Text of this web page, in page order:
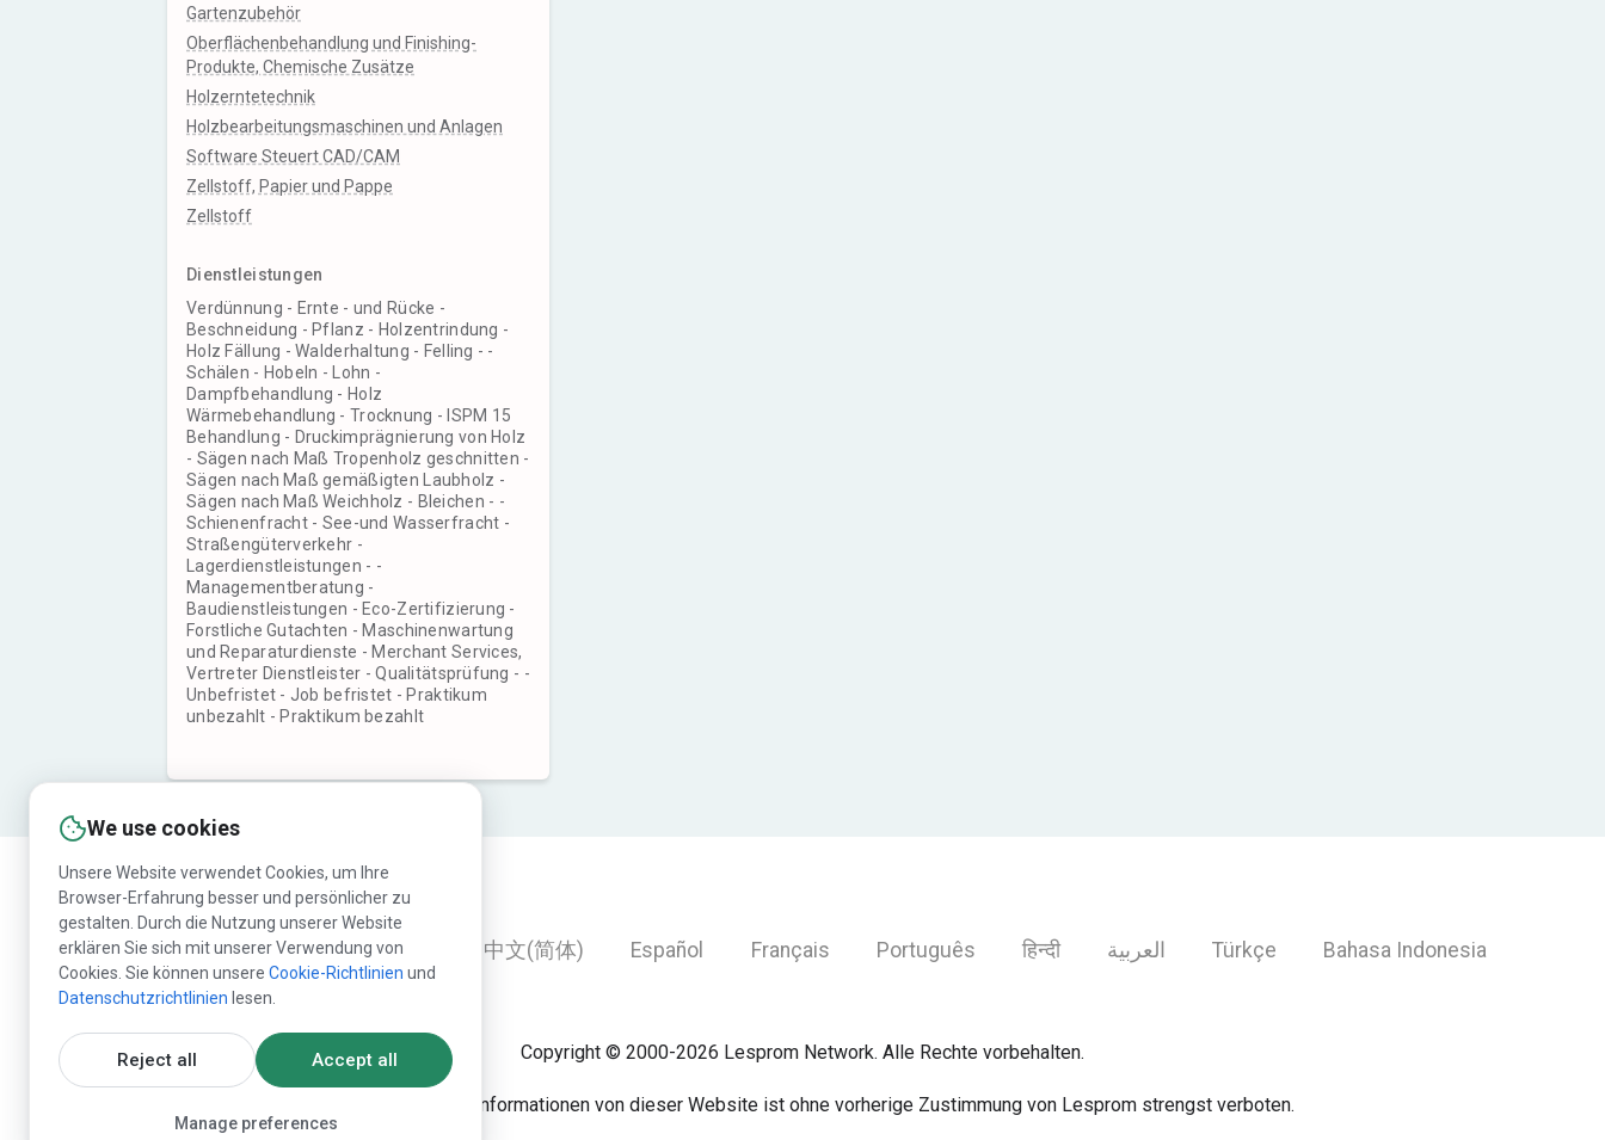
Gartenzubehör
Oberflächenbehandlung und Finishing-
Produkte, Chemische Zusätze
Holzerntetechnik
Holzbearbeitungsmaschinen und Anlagen
Software Steuert CAD/CAM
Zellstoff, Papier und Pappe
Zellstoff
Dienstleistungen
Verdünnung - Ernte - und Rücke -
Beschneidung - Pflanz - Holzentrindung -
Holz Fällung - Walderhaltung - Felling - -
Schälen - Hobeln - Lohn -
Dampfbehandlung - Holz
Wärmebehandlung - Trocknung - ISPM 15
Behandlung - Druckimprägnierung von Holz
- Sägen nach Maß Tropenholz geschnitten -
Sägen nach Maß gemäßigten Laubholz -
Sägen nach Maß Weichholz - Bleichen - -
Schienenfracht - See-und Wasserfracht -
Straßengüterverkehr -
Lagerdienstleistungen - -
Managementberatung -
Baudienstleistungen - Eco-Zertifizierung -
Forstliche Gutachten - Maschinenwartung
und Reparaturdienste - Merchant Services,
Vertreter Dienstleister - Qualitätsprüfung - -
Unbefristet - Job befristet - Praktikum
unbezahlt - Praktikum bezahlt
We use cookies
Unsere Website verwendet Cookies, um Ihre
Browser-Erfahrung besser und persönlicher zu
gestalten. Durch die Nutzung unserer Website
erklären Sie sich mit unserer Verwendung von
Cookies. Sie können unsere Cookie-Richtlinien und
Datenschutzrichtlinien lesen.
Reject all Accept all
Manage preferences
English Русский Deutsch 中文(简体) Español Français Português हिन्दी العربية Türkçe Bahasa Indonesia
Copyright © 2000-2026 Lesprom Network. Alle Rechte vorbehalten.
Die Publikation der Informationen von dieser Website ist ohne vorherige Zustimmung von Lesprom strengst verboten.